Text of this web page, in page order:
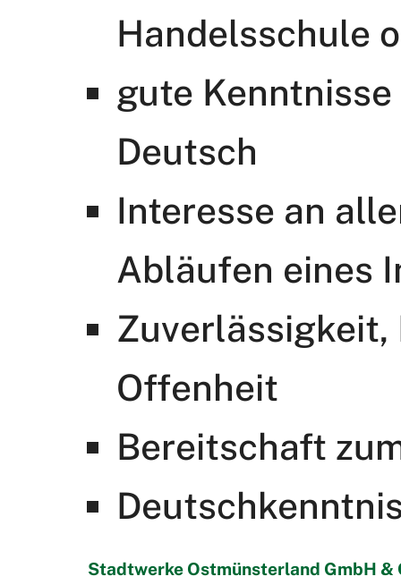
Handelsschule
gute
Deutsch
Interesse an
Abläufen eines
Offenheit
Bereitschaft
Stadtwerke Ostmünsterland GmbH &